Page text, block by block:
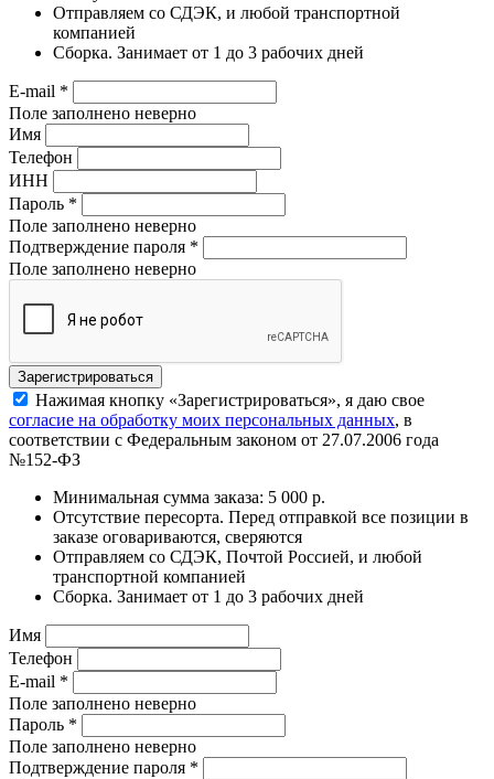
Отправляем со СДЭК, и любой транспортной
компанией
Сборка. Занимает от 1 до 3 рабочих дней
E-mail *
Поле заполнено неверно
Имя
Телефон
ИНН
Пароль *
Поле заполнено неверно
Подтверждение пароля *
Поле заполнено неверно
Нажимая кнопку «Зарегистрироваться», я даю свое
согласие на обработку моих персональных данных, в
соответствии с Федеральным законом от 27.07.2006 года
№152-ФЗ
Минимальная сумма заказа: 5 000 р.
Отсутствие пересорта. Перед отправкой все позиции в
заказе оговариваются, сверяются
Отправляем со СДЭК, Почтой Россией, и любой
транспортной компанией
Сборка. Занимает от 1 до 3 рабочих дней
Имя
Телефон
E-mail *
Поле заполнено неверно
Пароль *
Поле заполнено неверно
Подтверждение пароля *